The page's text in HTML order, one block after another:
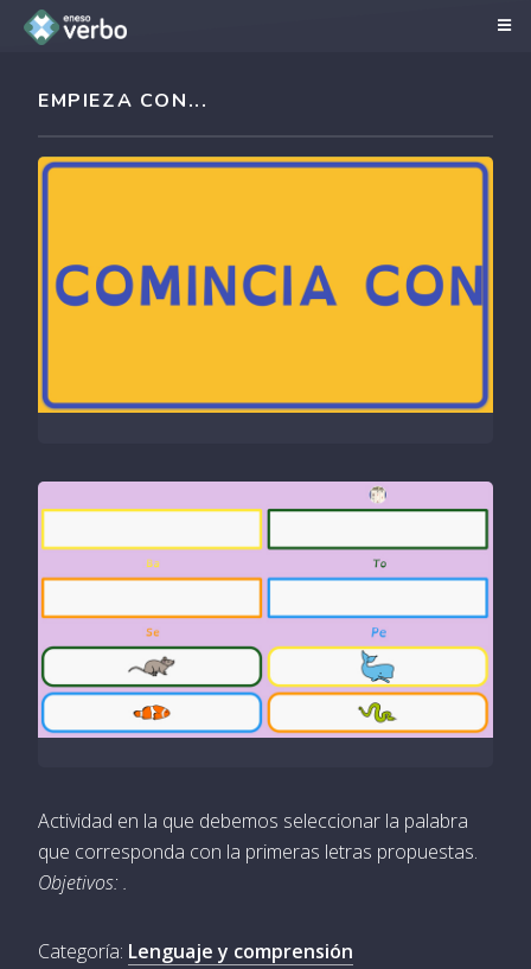
EMPIEZA CON...
Actividad en la que debemos seleccionar la palabra
que corresponda con la primeras letras propuestas.
Objetivos: .
Categoría: Lenguaje y comprensión